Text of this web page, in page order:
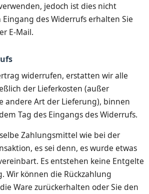
jedoch ist dies nicht
des Widerrufs erhalten Sie
E-Mail.
widerrufen, erstatten wir alle
der Lieferkosten (außer
andere Art der Lieferung), binnen
Tag des Eingangs des Widerrufs.
Zahlungsmittel wie bei der
es sei denn, es wurde etwas
Es entstehen keine Entgelte
Wir können die Rückzahlung
Ware zurückerhalten oder Sie den